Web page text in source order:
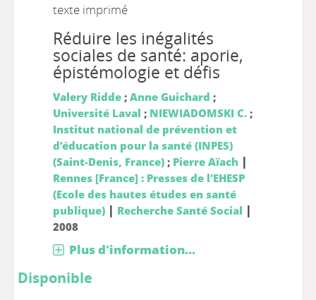
texte imprimé
Réduire les inégalités
sociales de santé: aporie,
épistémologie et défis
Valery Ridde; Anne Guichard ;
Université Laval ; NIEWIADOMSKI C.;
Institut national de prévention et
d’éducation pour la santé (INPES)
(Saint-Denis, France); Pierre Aïach |
Rennes [France] : Presses de l'EHESP
(Ecole des hautes études en santé
publique)| Recherche Santé Social |
2008
Plus d'information...
Disponible